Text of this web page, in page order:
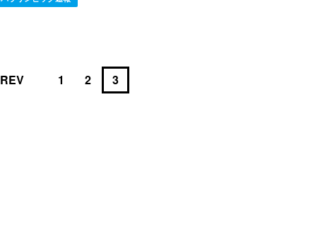
1 2 3